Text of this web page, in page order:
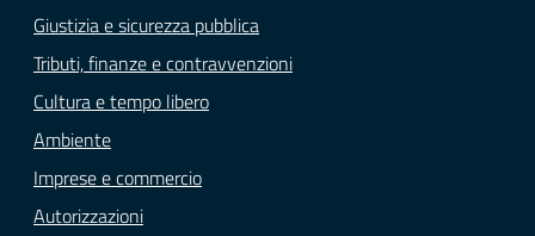
Giustizia e sicurezza pubblica
Tributi, finanze e contravvenzioni
Cultura e tempo libero
Ambiente
Imprese e commercio
Autorizzazioni